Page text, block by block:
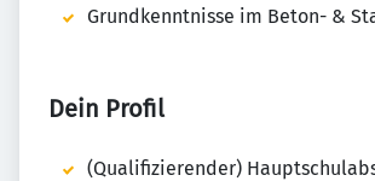
Grundkenntnisse im Beton- &
Dein Profil
(Qualifizierender)